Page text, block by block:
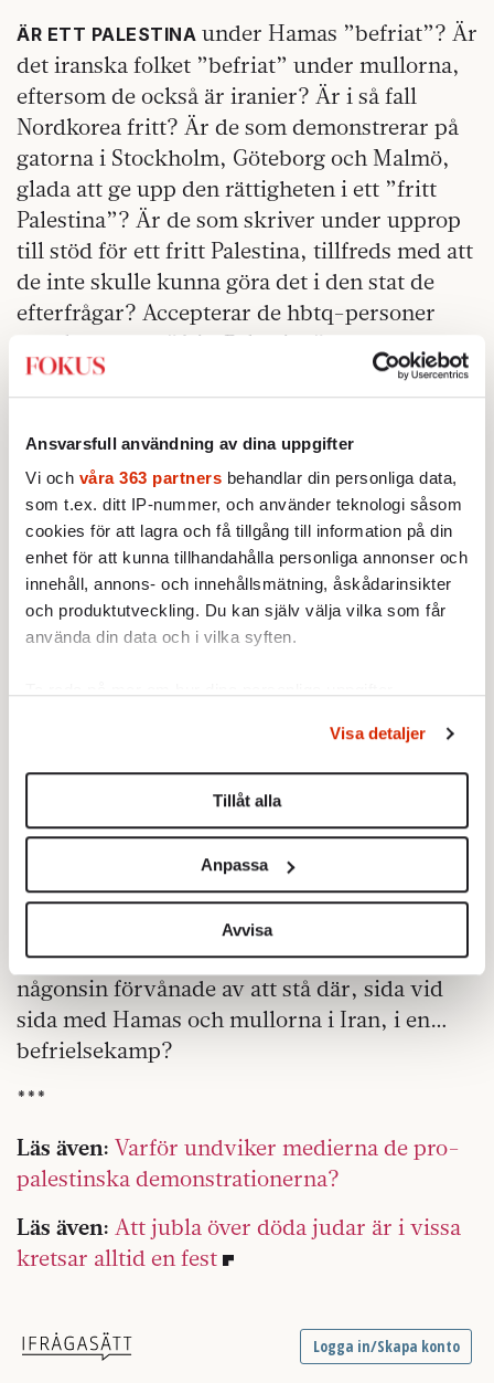
Ansvarsfull användning av dina uppgifter
Vi och våra 363 partners behandlar din personliga data,
som t.ex. ditt IP-nummer, och använder teknologi såsom
cookies för att lagra och få tillgång till information på din
enhet för att kunna tillhandahålla personliga annonser och
innehåll, annons- och innehållsmätning, åskådarinsikter
och produktutveckling. Du kan själv välja vilka som får
använda din data och i vilka syften.
Du kan ändra eller dra tillbaka ditt samtycke när som
helst från cookie-förklaringen.
Vi använder enhetsidentifierare för att anpassa innehållet
för sociala medier och analysera vår trafik. Vi
vidarebefordrar även sådana identifierare och annan
information från din enhet till de sociala medier och
annons- och analysföretag som vi samarbetar med.
Dessa kan i sin tur kombinera informationen med annan
information som du har tillhandahållit eller som de har
Om du vill läsa mer om hur vi hanterar personuppgifter
kan du göra det
Visa detaljer
Tillåt alla
Anpassa
Avvisa
ÄR ETT PALESTINA under Hamas ”befriat”? Är
det iranska folket ”befriat” under mullorna,
eftersom de också är iranier? Är i så fall
Nordkorea fritt? Är de som demonstrerar på
gatorna i Stockholm, Göteborg och Malmö,
glada att ge upp den rättigheten i ett ”fritt
Palestina”? Är de som skriver under upprop
till stöd för ett fritt Palestina, tillfreds med att
de inte skulle kunna göra det i den stat de
efterfrågar? Accepterar de hbtq-personer
som kräver ett ”fritt Palestina”, att de bara
skulle kunna besöka det landet till priset av
att bli av med alla sina rättigheter, inklusive
rätten till liv?
De riktigt hårdkokta, som Andreas Malm och
Kajsa Ekis Ekman, hör förstås till den sortens
stålvänster som alltid fått ståpäls av Mao, Pol
Pot och Maduro. Men ni andra? Blir ni
någonsin förvånade av att stå där, sida vid
sida med Hamas och mullorna i Iran, i en…
befrielsekamp?
***
Läs även: Varför undviker medierna de pro-
palestinska demonstrationerna?
Läs även: Att jubla över döda judar är i vissa
kretsar alltid en fest